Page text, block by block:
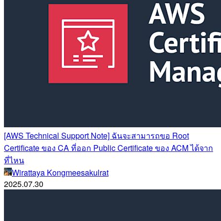
[AWS Technical Support Note] ฉันจะสามารถขอ Root
Certificate ของ CA ที่ออก Public Certificate ของ ACM ได้จาก
ที่ไหน
Wirattaya Kongmeesakulrat
2025.07.30